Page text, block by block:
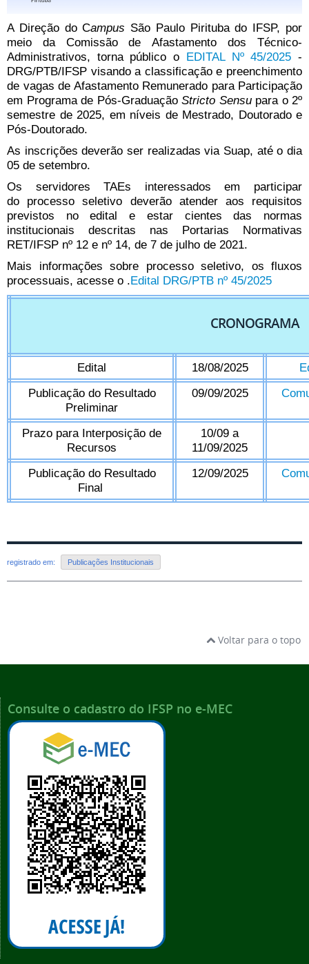
A Direção do Campus São Paulo Pirituba do IFSP, por
meio da Comissão de Afastamento dos Técnico-
Administrativos, torna público o
EDITAL Nº 45/2025 -
DRG/PTB/IFSP visando a classificação e preenchimento
de vagas de Afastamento Remunerado para Participação
em Programa de Pós-Graduação Stricto Sensupara o 2º
semestre de 2025, em níveis de Mestrado, Doutorado e
Pós-Doutorado.
As inscrições deverão ser realizadas via Suap, até o dia
05 de setembro.
Os servidores TAEs interessados em participar
do processo seletivo deverão atender aos requisitos
previstos no edital e estar cientes das normas
institucionais descritas nas Portarias Normativas
RET/IFSP nº 12 e nº 14, de 7 de julho de 2021.
Mais informações sobre processo seletivo, os fluxos
processuais, acesse o . Edital DRG/PTB nº 45/2025
CRONOGRAMA
Edital 18/08/2025
Publicação do Resultado
Preliminar
09/09/2025
Prazo para Interposição de
Recursos
10/09 a
11/09/2025
Publicação do Resultado
Final
12/09/2025
registrado em: Publicações Institucionais
Voltar para o topo
Consulte o cadastro do IFSP no e-MEC